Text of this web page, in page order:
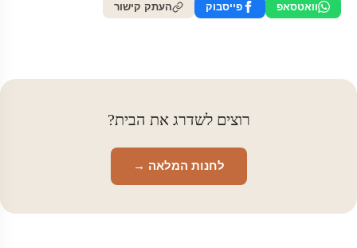
וואטסאפ פייסבוק העתק קישור
רוצים לשדרג את הבית?
לחנות המלאה →